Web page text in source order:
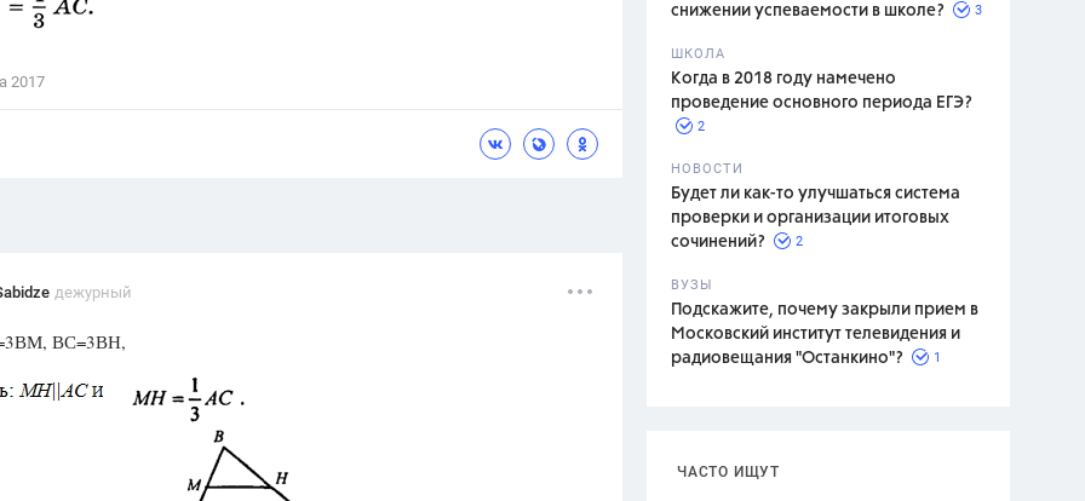
снижении успеваемости в школе?
3
ШКОЛА
Когда в 2018 году намечено
проведение основного периода ЕГЭ?
2
НОВОСТИ
Будет ли как-то улучшаться система
проверки и организации итоговых
сочинений?
2
ВУЗЫ
Подскажите, почему закрыли прием в
Московский институт телевидения и
радиовещания "Останкино"?
1
ЧАСТО ИЩУТ
2017
дежурный
ВС=3ВН,